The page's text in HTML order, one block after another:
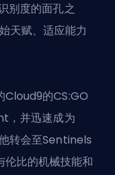
别度的面孔之
天赋、适应能力
Cloud9的CS:GO
，并迅速成为
转会至Sentinels
比的机械技能和